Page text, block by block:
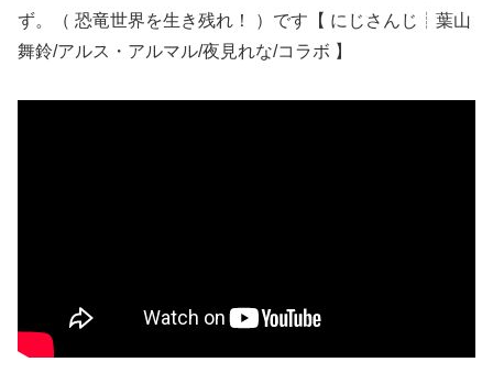
ず。（ 恐竜世界を生き残れ！ ）です【 にじさんじ┊︎葉山
舞鈴/アルス・アルマル/夜見れな/コラボ 】